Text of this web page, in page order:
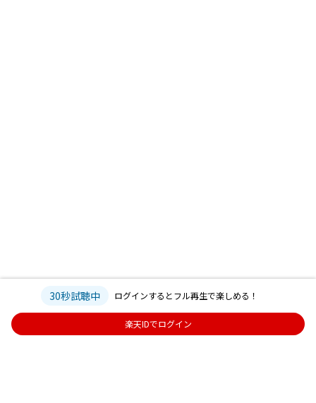
30秒試聴中 ログインするとフル再生で楽しめる！
楽天IDでログイン